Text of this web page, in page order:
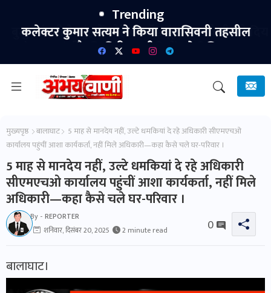
Trending
कलेक्टर कुमार सत्यम ने किया वारासिवनी तहसील
न्यायालय का औचक निरीक्षणतीन माह से अधिक प्रकरण
लंबित नहीं रखने के दिए निर्देश।
मुख्यपृष्ठ बालाघाट
5 माह से मानदेय नहीं, उल्टे धमकियां दे रहे अधिकारी सीएमएचओ
कार्यालय पहुंचीं आशा कार्यकर्ता, नहीं मिले अधिकारी—कहा कैसे चले घर-परिवार ।
5 माह से मानदेय नहीं, उल्टे धमकियां दे रहे अधिकारी
सीएमएचओ कार्यालय पहुंचीं आशा कार्यकर्ता, नहीं मिले
अधिकारी—कहा कैसे चले घर-परिवार ।
By - REPORTER
शनिवार, दिसंबर 20, 2025
2 minute read 0
बालाघाट।